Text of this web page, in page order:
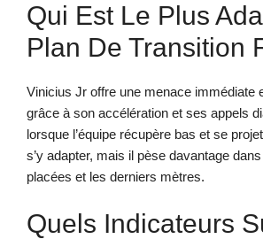
Qui Est Le Plus
Plan De Transition
Vinicius Jr offre une menace immédiate
grâce à son accélération et ses appels
lorsque l’équipe récupère bas et se
s’y adapter, mais il pèse davantage
placées et les derniers mètres.
Quels Indicateurs